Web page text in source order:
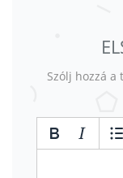
Szólj hozzá a